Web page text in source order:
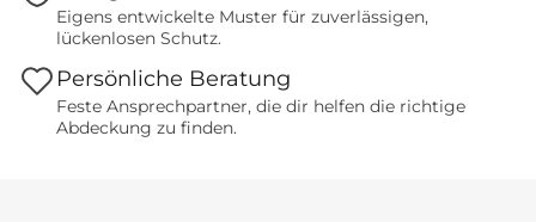
Eigens entwickelte Muster für zuverlässigen,
lückenlosen Schutz.
Persönliche Beratung
Feste Ansprechpartner, die dir helfen die richtige
Abdeckung zu finden.